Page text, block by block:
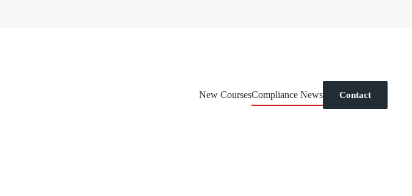
New CoursesCompliance News Contact